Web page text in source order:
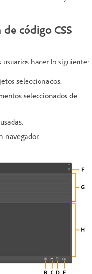
código CSS
usuarios hacer lo siguiente:
seleccionados.
seleccionados de
navegador.